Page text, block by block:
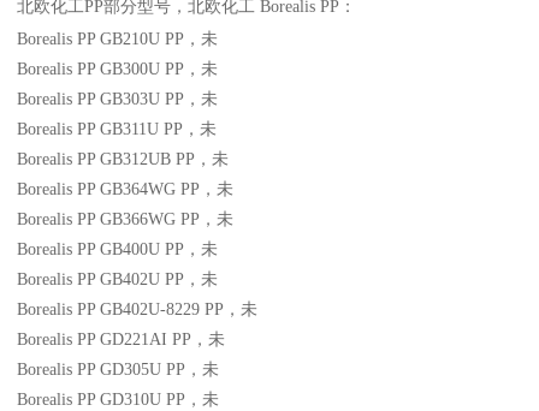
北欧化工PP部分型号，北欧化工 Borealis PP：
Borealis PP GB210U PP ，未
Borealis PP GB300U PP ，未
Borealis PP GB303U PP ，未
Borealis PP GB311U PP ，未
Borealis PP GB312UB PP ，未
Borealis PP GB364WG PP ，未
Borealis PP GB366WG PP ，未
Borealis PP GB400U PP ，未
Borealis PP GB402U PP ，未
Borealis PP GB402U-8229 PP ，未
Borealis PP GD221AI PP ，未
Borealis PP GD305U PP ，未
Borealis PP GD310U PP ，未